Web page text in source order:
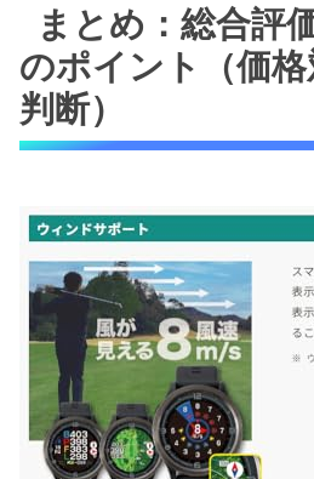
まとめ：総合評
のポイント（価
判断）